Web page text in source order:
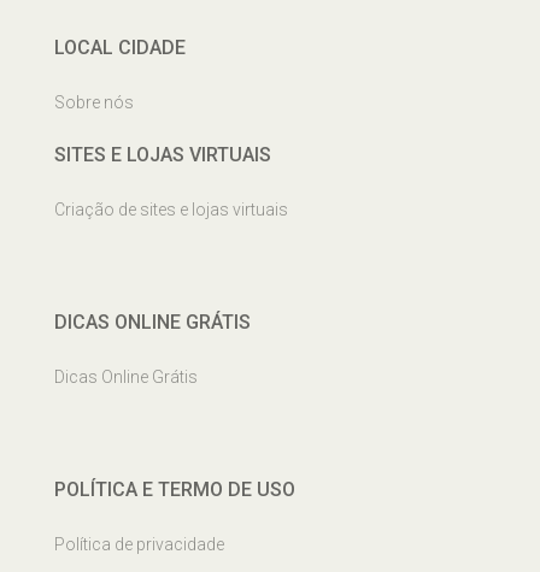
LOCAL CIDADE
Sobre nós
SITES E LOJAS VIRTUAIS
Criação de sites e lojas virtuais
DICAS ONLINE GRÁTIS
Dicas Online Grátis
POLÍTICA E TERMO DE USO
Política de privacidade